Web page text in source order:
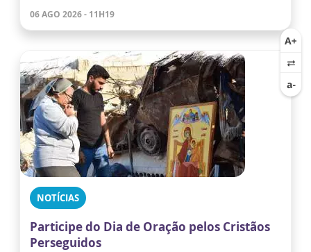
06 AGO 2026 - 11H19
NOTÍCIAS
Participe do Dia de Oração pelos Cristãos
Perseguidos